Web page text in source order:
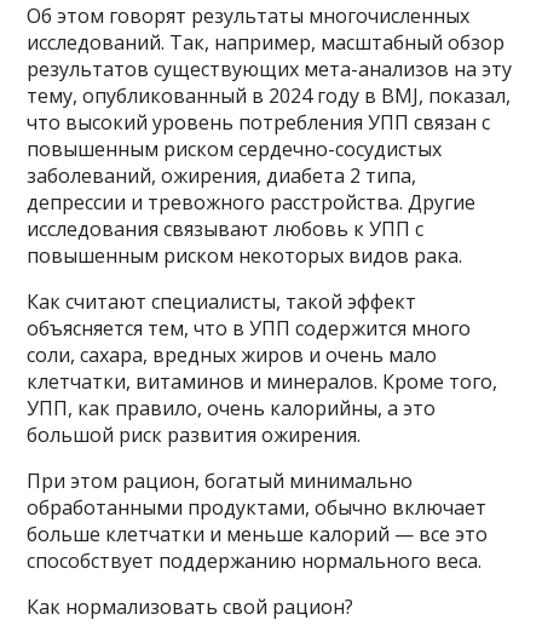
Об этом говорят результаты многочисленных
исследований. Так, например, масштабный обзор
результатов существующих мета-анализов на эту
тему, опубликованный в 2024 году в BMJ, показал,
что высокий уровень потребления УПП связан с
повышенным риском сердечно-сосудистых
заболеваний, ожирения, диабета 2 типа,
депрессии и тревожного расстройства. Другие
исследования связывают любовь к УПП с
повышенным риском некоторых видов рака.
Как считают специалисты, такой эффект
объясняется тем, что в УПП содержится много
соли, сахара, вредных жиров и очень мало
клетчатки, витаминов и минералов. Кроме того,
УПП, как правило, очень калорийны, а это
большой риск развития ожирения.
При этом рацион, богатый минимально
обработанными продуктами, обычно включает
больше клетчатки и меньше калорий — все это
способствует поддержанию нормального веса.
Как нормализовать свой рацион?